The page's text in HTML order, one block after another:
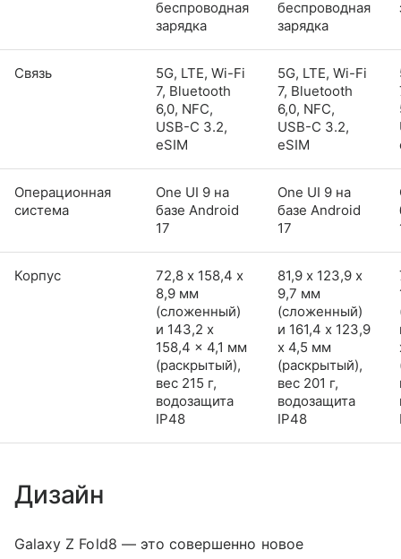
беспроводная
зарядка
беспроводная
зарядка
Связь
5G, LTE, Wi-Fi
7, Bluetooth
6,0, NFC,
USB-C 3.2,
eSIM
5G, LTE, Wi-Fi
7, Bluetooth
6,0, NFC,
USB-C 3.2,
eSIM
Операционная
система
One UI 9 на
базе Android
17
One UI 9 на
базе Android
17
Корпус
72,8 х 158,4 х
8,9 мм
(сложенный)
и 143,2 x
158,4 x 4,1 мм
(раскрытый),
вес 215 г,
водозащита
IP48
81,9 х 123,9 х
9,7 мм
(сложенный)
и 161,4 x 123,9
x 4,5 мм
(раскрытый),
вес 201 г,
водозащита
IP48
Дизайн
Galaxy Z Fold8 — это совершенно новое